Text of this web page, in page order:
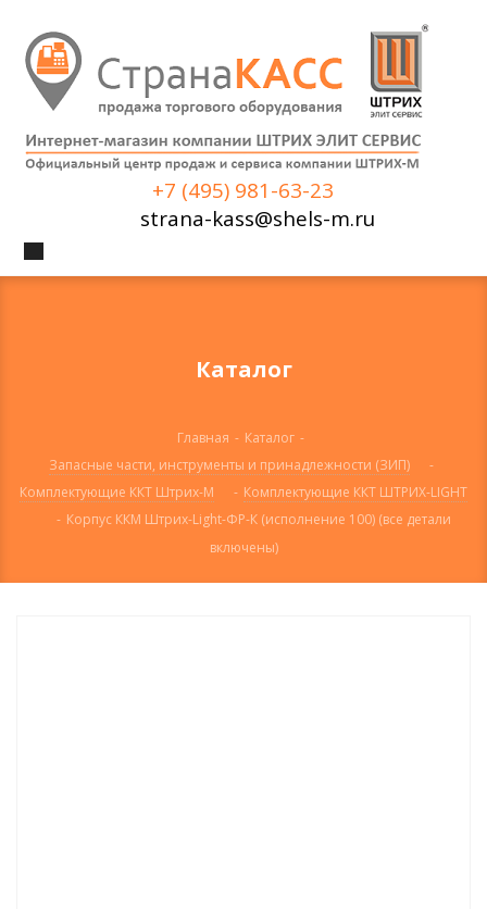
+7 (495) 981-63-23
strana-kass@shels-m.ru
Каталог
Главная - Каталог -
Запасные части, инструменты и принадлежности (ЗИП)
-
Комплектующие ККТ Штрих-М
- Комплектующие ККТ ШТРИХ-LIGHT
- Корпус ККМ Штрих-Light-ФР-К (исполнение 100) (все детали
включены)